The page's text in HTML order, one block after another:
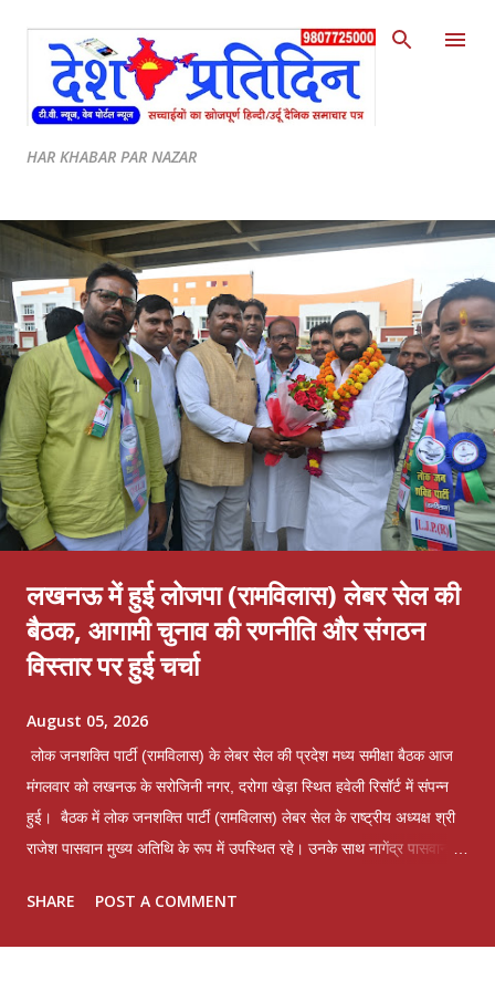
Skip to main content
HAR KHABAR PAR NAZAR
लखनऊ में हुई लोजपा (रामविलास) लेबर सेल की
बैठक, आगामी चुनाव की रणनीति और संगठन
विस्तार पर हुई चर्चा
August 05, 2026
लोक जनशक्ति पार्टी (रामविलास) के लेबर सेल की प्रदेश मध्य समीक्षा बैठक आज
मंगलवार को लखनऊ के सरोजिनी नगर, दरोगा खेड़ा स्थित हवेली रिसॉर्ट में संपन्न
हुई। बैठक में लोक जनशक्ति पार्टी (रामविलास) लेबर सेल के राष्ट्रीय अध्यक्ष श्री
राजेश पासवान मुख्य अतिथि के रूप में उपस्थित रहे। उनके साथ नागेंद्र पासवान
प्रतिनिधियों ने भाग लिया। बैठक में पार्टी के मूल मंत्र "उत्तर प्रदेश फर्स्ट, उत्तर
SHARE POST A COMMENT